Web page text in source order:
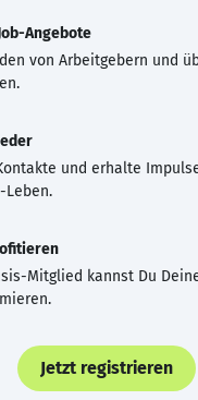
Angebote
von Arbeitgebern und
und erhalte
Leben.
Mitglied kannst Du
Jetzt registrieren